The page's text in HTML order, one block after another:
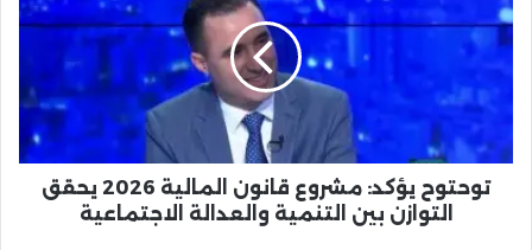
مشروع
قانون
المالية
2026
يحقق
التوازن
بين
التنمية
توحتوح يؤكد: مشروع قانون المالية 2026 يحقق
التوازن بين التنمية والعدالة الاجتماعية